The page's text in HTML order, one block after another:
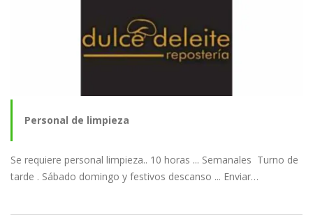
Personal de limpieza
Se requiere personal limpieza.. 10 horas ... Semanales Turno de
tarde . Sábado domingo y festivos descanso ... Enviar…